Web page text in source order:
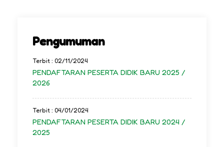
Pengumuman
Terbit : 02/11/2024
PENDAFTARAN PESERTA DIDIK BARU 2025 /
2026
Terbit : 04/01/2024
PENDAFTARAN PESERTA DIDIK BARU 2024 /
2025